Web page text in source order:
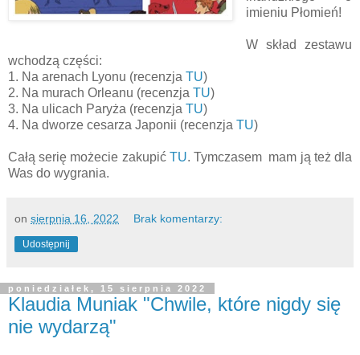
imieniu Płomień!
W skład zestawu
wchodzą części:
1. Na arenach Lyonu (recenzja TU)
2. Na murach Orleanu (recenzja TU)
3. Na ulicach Paryża (recenzja TU)
4. Na dworze cesarza Japonii (recenzja TU)
Całą serię możecie zakupić TU. Tymczasem mam ją też dla
Was do wygrania.
on sierpnia 16, 2022 Brak komentarzy:
Udostępnij
poniedziałek, 15 sierpnia 2022
Klaudia Muniak "Chwile, które nigdy się
nie wydarzą"